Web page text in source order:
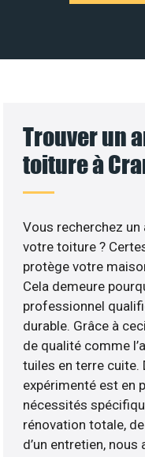
Trouver un
toiture à
Vous recherchez
votre toiture ?
protège votre
Cela demeure
professionnel
durable. Grâce à
de qualité comme
tuiles en terre cuite.
expérimenté est en
nécessités
rénovation totale,
d’un entretien,